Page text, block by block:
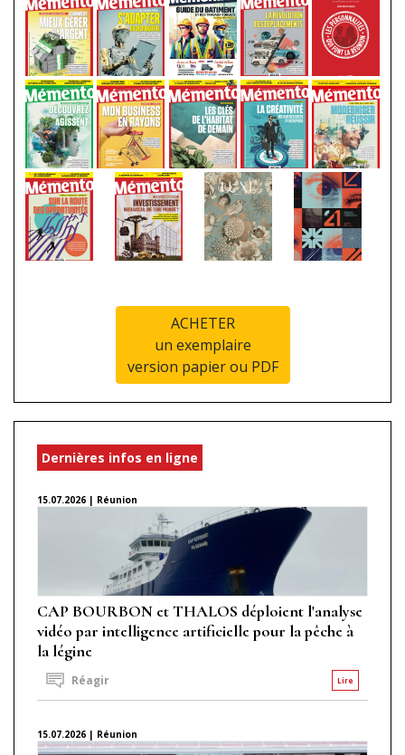
ACHETER
un exemplaire
version papier ou PDF
Dernières infos en ligne
15.07.2026 | Réunion
CAP BOURBON et THALOS déploient l'analyse
vidéo par intelligence artificielle pour la pêche à
la légine
Lire
Réagir
15.07.2026 | Réunion